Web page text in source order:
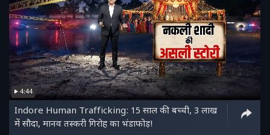
4:44
Indore Human Trafficking: 15 साल की बच्ची, 3 लाख
में सौदा, मानव तस्करी गिरोह का भंडाफोड़!